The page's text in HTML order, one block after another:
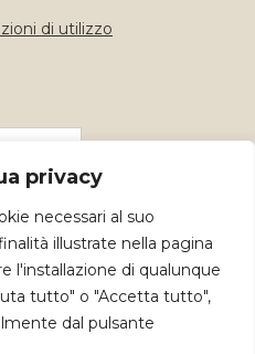
privacy
necessari al suo
illustrate nella pagina
l'installazione di qualunque
tutto" o "Accetta tutto",
dal pulsante
di utilizzo